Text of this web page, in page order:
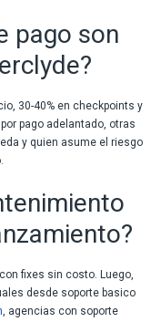
pago son
30-40% en checkpoints y
pago adelantado, otras
y quien asume el riesgo
fixes sin costo. Luego,
desde soporte basico
, agencias con soporte